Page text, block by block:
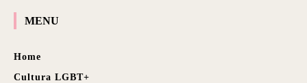
MENU
Home
Cultura LGBT+